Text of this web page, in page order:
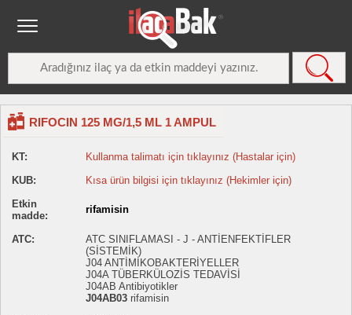
RIFOCIN 125 MG/1,5 ML 1 AMPUL
KT:
Kullanma talimatı için tıklayınız (Hastalar için)
KUB:
Kısa ürün bilgisi için tıklayınız (Hekimler için)
Etkin
madde:
rifamisin
ATC:
ATC SINIFLAMASI - J - ANTİENFEKTİFLER
(SİSTEMİK)
J04 ANTİMİKOBAKTERİYELLER
J04A TÜBERKÜLOZİS TEDAVİSİ
J04AB Antibiyotikler
J04AB03 rifamisin